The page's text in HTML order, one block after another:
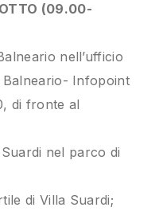
(09.00-
nell’ufficio
Infopoint
di fronte al
nel parco di
di Villa Suardi;